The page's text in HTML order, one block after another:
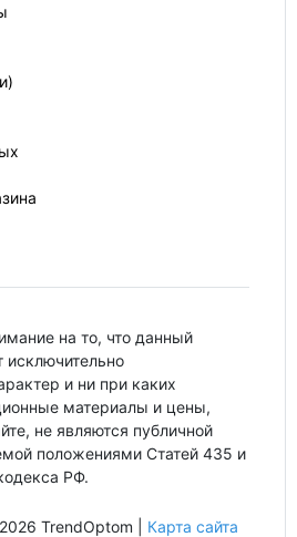
на то, что данный
исключительно
и ни при каких
материалы и цены,
не являются публичной
положениями Статей 435 и
РФ.
TrendOptom | Карта сайта